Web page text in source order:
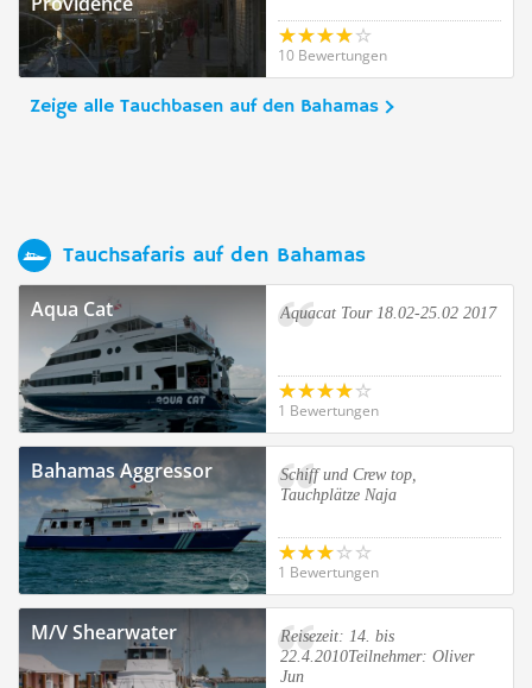
10 Bewertungen
Zeige alle Tauchbasen auf den Bahamas
Tauchsafaris auf den Bahamas
Aqua Cat Aquacat Tour 18.02-25.02 2017
1 Bewertungen
Bahamas Aggressor
Schiff und Crew top,
Tauchplätze Naja
1 Bewertungen
M/V Shearwater
Reisezeit: 14. bis
22.4.2010Teilnehmer: Oliver
Jun